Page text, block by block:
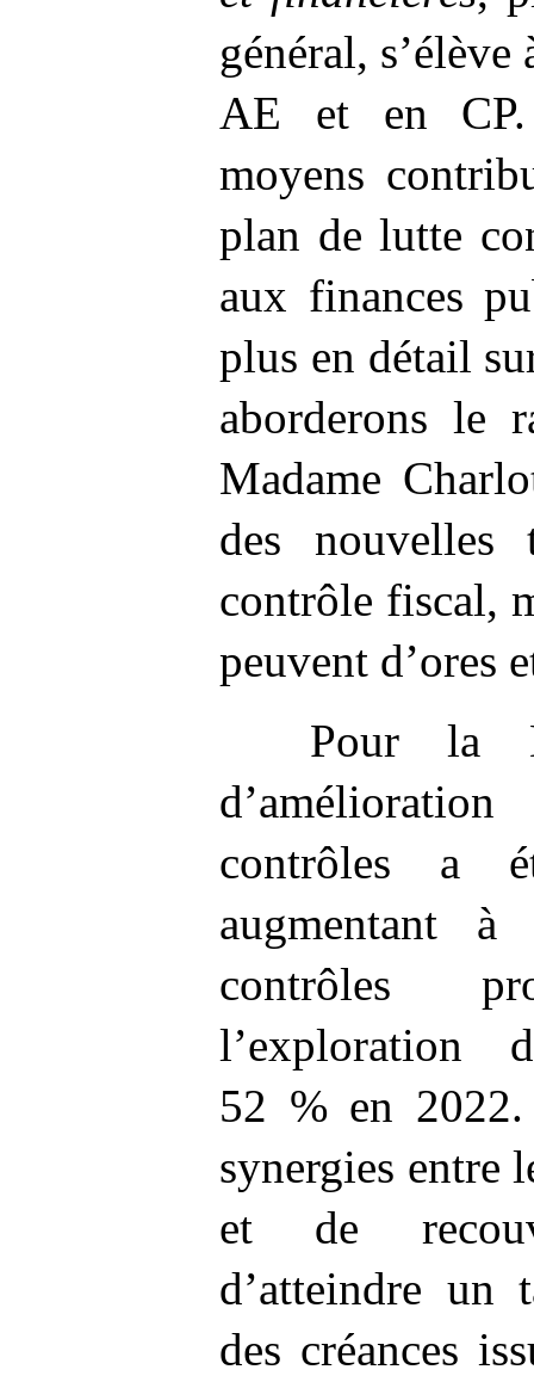
général, s’élève
AE et en
moyens
plan de lutte
aux finances
plus en détail
aborderons le
Madame
des nouvelles
contrôle fiscal,
peuvent d’ores
Pour la
contrôles a
augmentant à
contrôles
l’exploration
52 % en
synergies entre
et de
d’atteindre un
des créances